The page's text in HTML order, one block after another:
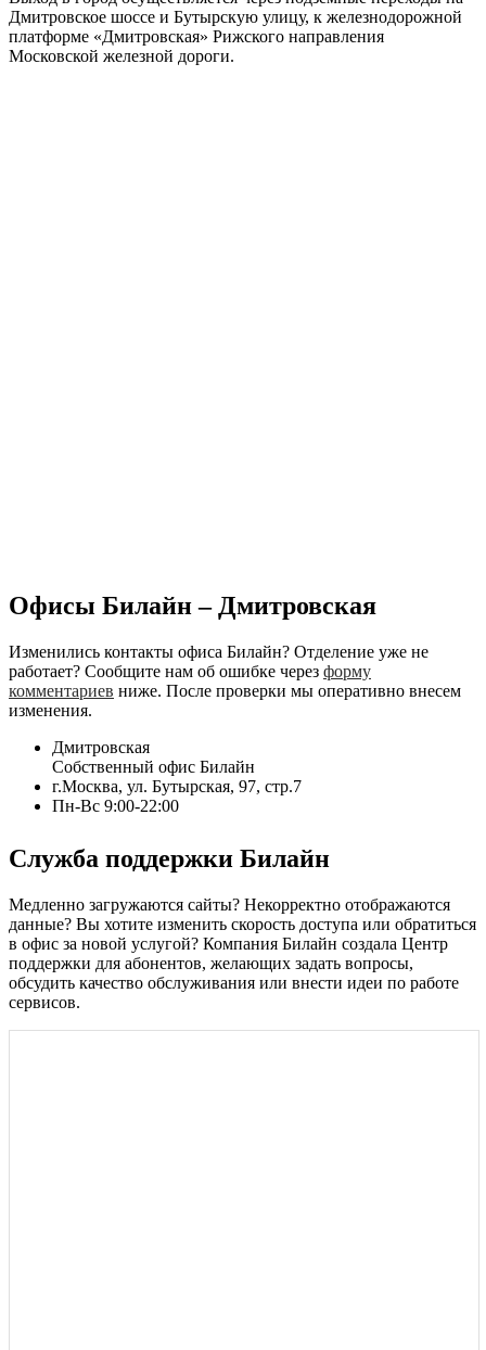
Дмитровское шоссе и Бутырскую улицу, к железнодорожной
платформе «Дмитровская» Рижского направления
Московской железной дороги.
Офисы Билайн – Дмитровская
Изменились контакты офиса Билайн? Отделение уже не
работает? Сообщите нам об ошибке через форму
комментариев ниже. После проверки мы оперативно внесем
изменения.
Дмитровская
Собственный офис Билайн
г.Москва, ул. Бутырская, 97, стр.7
Пн-Вс 9:00-22:00
Служба поддержки Билайн
Медленно загружаются сайты? Некорректно отображаются
данные? Вы хотите изменить скорость доступа или обратиться
в офис за новой услугой? Компания Билайн создала Центр
поддержки для абонентов, желающих задать вопросы,
обсудить качество обслуживания или внести идеи по работе
сервисов.